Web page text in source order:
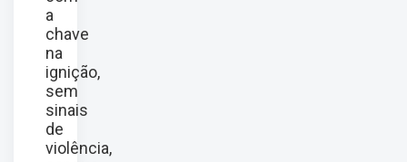
a
chave
na
ignição,
sem
sinais
de
violência,